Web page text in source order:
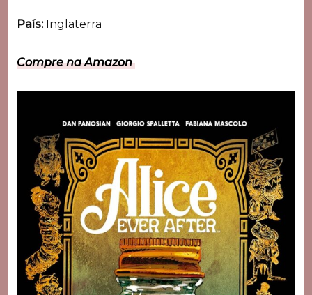
País:Inglaterra
Compre na Amazon